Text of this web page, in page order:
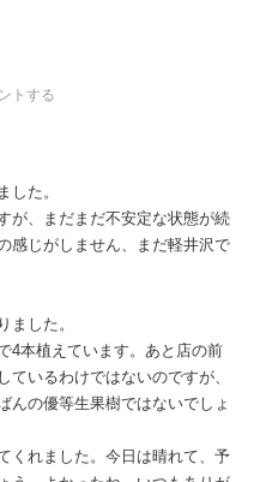
トする
した。
が、まだまだ不安定な状態が続
感じがしません、まだ軽井沢で
ました。
4本植えています。あと店の前
いるわけではないのですが、
んの優等生果樹ではないでしょ
くれました。今日は晴れて、予